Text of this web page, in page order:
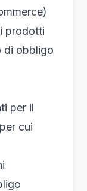
prodotti
di obbligo
per il
cui